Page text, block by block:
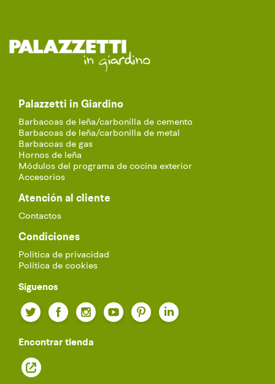
Palazzetti in Giardino
Barbacoas de leña/carbonilla de cemento
Barbacoas de leña/carbonilla de metal
Barbacoas de gas
Hornos de leña
Módulos del programa de cocina exterior
Accesorios
Atención al cliente
Contactos
Condiciones
Política de privacidad
Política de cookies
Síguenos
Facebook
Twitter YouTubePinterest
Instagram
Encontrar tienda